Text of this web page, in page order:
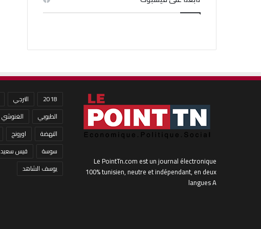
Le PointTn.com est un journal électronique
100% tunisien, neutre et indépendant, en deux
langues A
2018 الترجي
الطبوبي
الغنوشي
النهضة
اورونج
سوسة
قيس سعيد
يوسف الشاهد